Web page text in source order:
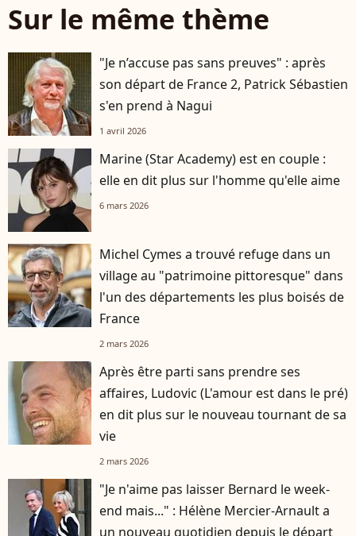
Sur le même thème
"Je n’accuse pas sans preuves" : après
son départ de France 2, Patrick Sébastien
s'en prend à Nagui
1 avril 2026
Marine (Star Academy) est en couple :
elle en dit plus sur l'homme qu'elle aime
6 mars 2026
Michel Cymes a trouvé refuge dans un
village au "patrimoine pittoresque" dans
l'un des départements les plus boisés de
France
2 mars 2026
Après être parti sans prendre ses
affaires, Ludovic (L'amour est dans le pré)
en dit plus sur le nouveau tournant de sa
vie
2 mars 2026
"Je n'aime pas laisser Bernard le week-
end mais..." : Hélène Mercier-Arnault a
un nouveau quotidien depuis le départ